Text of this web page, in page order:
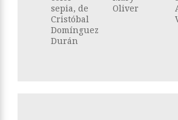
sepia, de
Cristóbal
Domínguez
Durán
Oliver